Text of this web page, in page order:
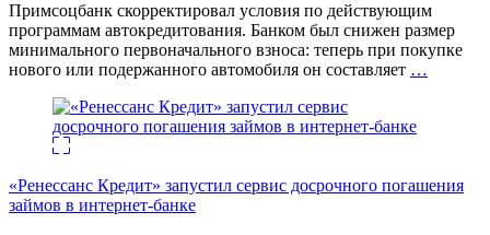
Примсоцбанк скорректировал условия по действующим
программам автокредитования. Банком был снижен размер
минимального первоначального взноса: теперь при покупке
нового или подержанного автомобиля он составляет …
«Ренессанс Кредит» запустил сервис досрочного погашения
займов в интернет-банке